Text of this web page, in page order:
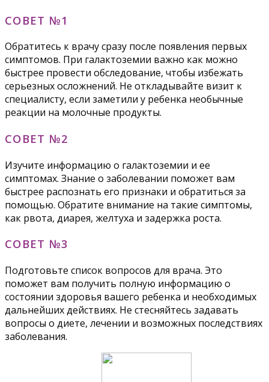
СОВЕТ №1
Обратитесь к врачу сразу после появления первых
симптомов. При галактоземии важно как можно
быстрее провести обследование, чтобы избежать
серьезных осложнений. Не откладывайте визит к
специалисту, если заметили у ребенка необычные
реакции на молочные продукты.
СОВЕТ №2
Изучите информацию о галактоземии и ее
симптомах. Знание о заболевании поможет вам
быстрее распознать его признаки и обратиться за
помощью. Обратите внимание на такие симптомы,
как рвота, диарея, желтуха и задержка роста.
СОВЕТ №3
Подготовьте список вопросов для врача. Это
поможет вам получить полную информацию о
состоянии здоровья вашего ребенка и необходимых
дальнейших действиях. Не стесняйтесь задавать
вопросы о диете, лечении и возможных последствиях
заболевания.